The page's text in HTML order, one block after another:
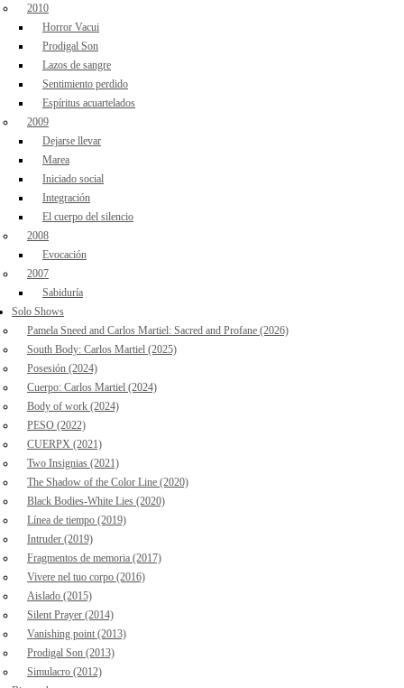
2010
Horror Vacui
Prodigal Son
Lazos de sangre
Sentimiento perdido
Espíritus acuartelados
2009
Dejarse llevar
Marea
Iniciado social
Integración
El cuerpo del silencio
2008
Evocación
2007
Sabiduría
Solo Shows
Pamela Sneed and Carlos Martiel: Sacred and Profane (2026)
South Body: Carlos Martiel (2025)
Posesión (2024)
Cuerpo: Carlos Martiel (2024)
Body of work (2024)
PESO (2022)
CUERPX (2021)
Two Insignias (2021)
The Shadow of the Color Line (2020)
Black Bodies-White Lies (2020)
Línea de tiempo (2019)
Intruder (2019)
Fragmentos de memoria (2017)
Vivere nel tuo corpo (2016)
Aislado (2015)
Silent Prayer (2014)
Vanishing point (2013)
Prodigal Son (2013)
Simulacro (2012)